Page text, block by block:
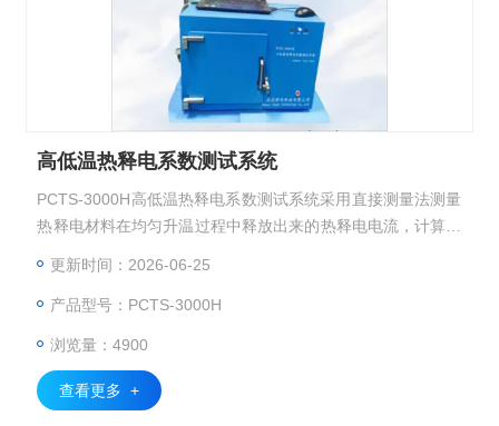
高低温热释电系数测试系统
PCTS-3000H高低温热释电系数测试系统采用直接测量法测量
热释电材料在均匀升温过程中释放出来的热释电电流，计算得
更新时间：2026-06-25
产品型号：PCTS-3000H
浏览量：4900
查看更多 +